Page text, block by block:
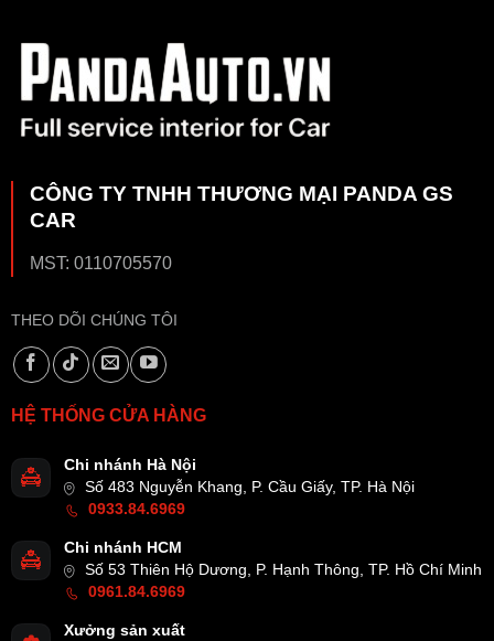
CÔNG TY TNHH THƯƠNG MẠI PANDA GS
CAR
MST: 0110705570
THEO DÕI CHÚNG TÔI
HỆ THỐNG CỬA HÀNG
Chi nhánh Hà Nội
Số 483 Nguyễn Khang, P. Cầu Giấy, TP. Hà Nội
0933.84.6969
Chi nhánh HCM
Số 53 Thiên Hộ Dương, P. Hạnh Thông, TP. Hồ Chí Minh
0961.84.6969
Xưởng sản xuất